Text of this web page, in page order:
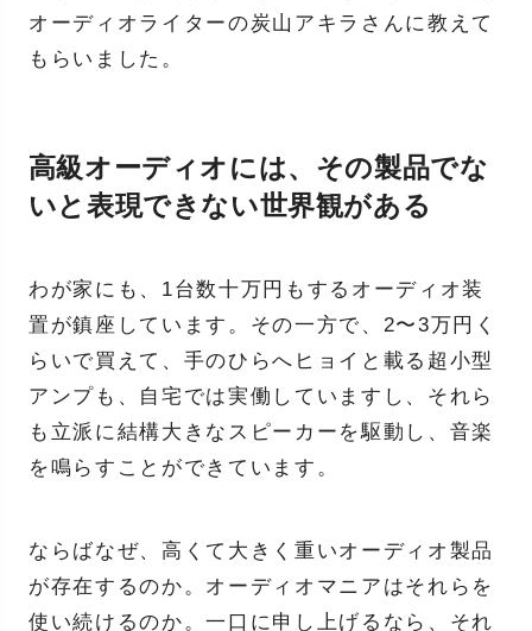
オーディオライターの炭山アキラさんに教えて
もらいました。
高級オーディオには、その製品でな
いと表現できない世界観がある
わが家にも、1台数十万円もするオーディオ装
置が鎮座しています。その一方で、2〜3万円く
らいで買えて、手のひらへヒョイと載る超小型
アンプも、自宅では実働していますし、それら
も立派に結構大きなスピーカーを駆動し、音楽
を鳴らすことができています。
ならばなぜ、高くて大きく重いオーディオ製品
が存在するのか。オーディオマニアはそれらを
使い続けるのか。一口に申し上げるなら、それ